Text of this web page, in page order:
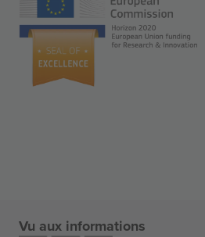
Vu aux informations